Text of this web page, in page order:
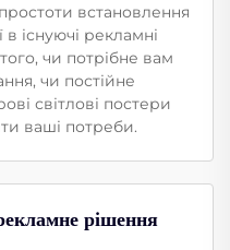
встановлення
в існуючі рекламні
чи потрібне вам
чи постійне
світлові постери
ваші потреби.
рішення